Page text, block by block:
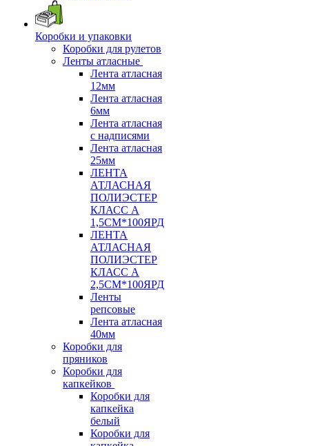
Коробки и упаковки
Коробки для рулетов
Ленты атласные
Лента атласная
12мм
Лента атласная
6мм
Лента атласная
с надписями
Лента атласная
25мм
ЛЕНТА
АТЛАСНАЯ
ПОЛИЭСТЕР
КЛАСС А
1,5СМ*100ЯРД
ЛЕНТА
АТЛАСНАЯ
ПОЛИЭСТЕР
КЛАСС А
2,5СМ*100ЯРД
Ленты
репсовые
Лента атласная
40мм
Коробки для
пряников
Коробки для
капкейков
Коробки для
капкейка
белый
Коробки для